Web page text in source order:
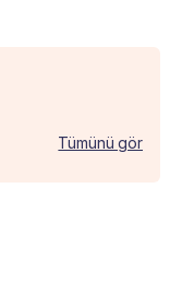
Tümünü gör